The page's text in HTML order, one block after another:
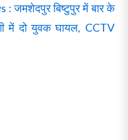
जमशेदपुर बिष्टुपुर में बार के
में दो युवक घायल, CCTV